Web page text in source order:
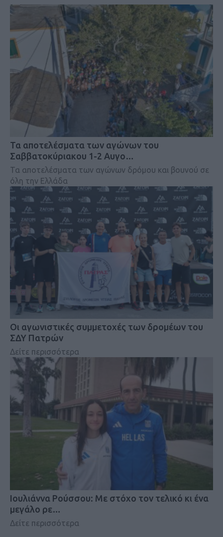
Τα αποτελέσματα των αγώνων του
Σαββατοκύριακου 1-2 Αυγο…
Τα αποτελέσματα των αγώνων δρόμου και βουνού σε
όλη την Ελλάδα
Οι αγωνιστικές συμμετοχές των δρομέων του
ΣΔΥ Πατρών
Δείτε περισσότερα
Iουλιάννα Ρούσσου: Με στόχο τον τελικό κι ένα
μεγάλο ρε…
Δείτε περισσότερα